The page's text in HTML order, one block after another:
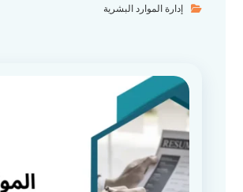
إدارة الموارد البشرية